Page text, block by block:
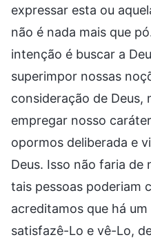
expressar esta ou
não é nada mais que
intenção é buscar a
superimpor nossas
consideração de Deus,
empregar nosso
opormos deliberada e
Deus. Isso não faria de
tais pessoas poderiam
acreditamos que há
satisfazê-Lo e vê-Lo,